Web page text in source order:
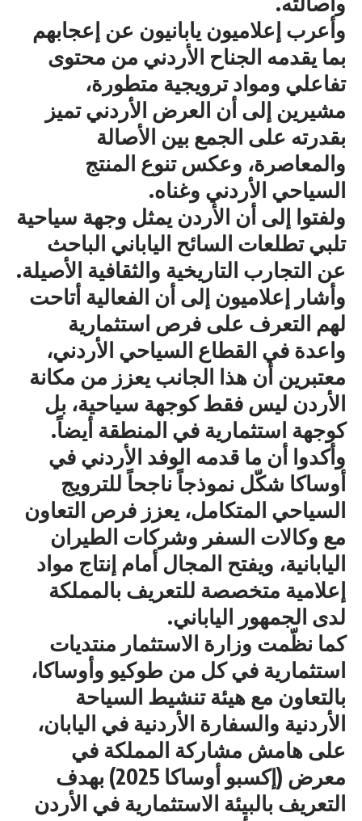
وأعرب إعلاميون يابانيون عن إعجابهم
بما يقدمه الجناح الأردني من محتوى
تفاعلي ومواد ترويجية متطورة،
مشيرين إلى أن العرض الأردني تميز
بقدرته على الجمع بين الأصالة
والمعاصرة، وعكس تنوع المنتج
السياحي الأردني وغناه.
ولفتوا إلى أن الأردن يمثل وجهة سياحية
تلبي تطلعات السائح الياباني الباحث
عن التجارب التاريخية والثقافية الأصيلة.
وأشار إعلاميون إلى أن الفعالية أتاحت
لهم التعرف على فرص استثمارية
واعدة في القطاع السياحي الأردني،
معتبرين أن هذا الجانب يعزز من مكانة
الأردن ليس فقط كوجهة سياحية، بل
كوجهة استثمارية في المنطقة أيضاً.
وأكدوا أن ما قدمه الوفد الأردني في
أوساكا شكّل نموذجاً ناجحاً للترويج
السياحي المتكامل، يعزز فرص التعاون
مع وكالات السفر وشركات الطيران
اليابانية، ويفتح المجال أمام إنتاج مواد
إعلامية متخصصة للتعريف بالمملكة
لدى الجمهور الياباني.
كما نظّمت وزارة الاستثمار منتديات
استثمارية في كل من طوكيو وأوساكا،
بالتعاون مع هيئة تنشيط السياحة
الأردنية والسفارة الأردنية في اليابان،
على هامش مشاركة المملكة في
معرض (إكسبو أوساكا 2025) بهدف
التعريف بالبيئة الاستثمارية في الأردن